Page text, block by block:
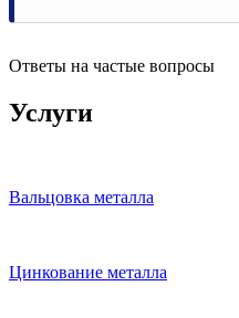
Ответы на частые вопросы
Услуги
Вальцовка металла
Цинкование металла